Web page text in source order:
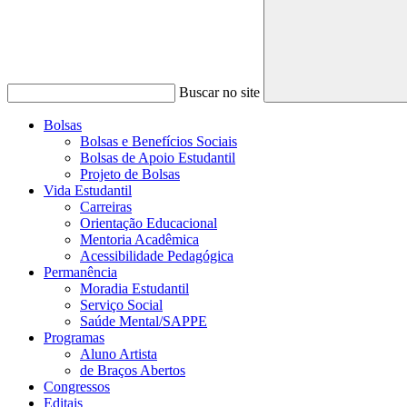
Buscar no site
Bolsas
Bolsas e Benefícios Sociais
Bolsas de Apoio Estudantil
Projeto de Bolsas
Vida Estudantil
Carreiras
Orientação Educacional
Mentoria Acadêmica
Acessibilidade Pedagógica
Permanência
Moradia Estudantil
Serviço Social
Saúde Mental/SAPPE
Programas
Aluno Artista
de Braços Abertos
Congressos
Editais